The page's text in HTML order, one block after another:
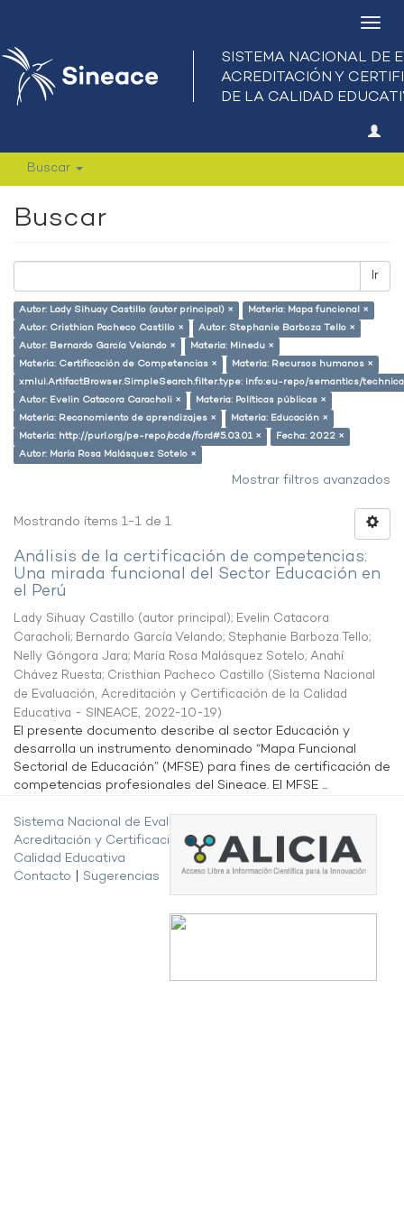
Buscar
Buscar
Ir
Autor: Lady Sihuay Castillo (autor principal) ×
Materia: Mapa funcional ×
Autor: Cristhian Pacheco Castillo ×
Autor: Stephanie Barboza Tello ×
Autor: Bernardo García Velando ×
Materia: Minedu ×
Materia: Certificación de Competencias ×
Materia: Recursos humanos ×
xmlui.ArtifactBrowser.SimpleSearch.filter.type: info:eu-repo/semantics/
Autor: Evelin Catacora Caracholi ×
Materia: Políticas públicas ×
Materia: Reconomiento de aprendizajes ×
Materia: Educación ×
Materia: http://purl.org/pe-repo/ocde/ford#5.03.01 ×
Fecha: 2022 ×
Autor: María Rosa Malásquez Sotelo ×
Mostrar filtros avanzados
Mostrando ítems 1-1 de 1
Análisis de la certificación de competencias:
Una mirada funcional del Sector Educación en
el Perú
Lady Sihuay Castillo (autor principal); Evelin Catacora
Caracholi; Bernardo García Velando; Stephanie Barboza Tello;
Nelly Góngora Jara; María Rosa Malásquez Sotelo; Anahí
Chávez Ruesta; Cristhian Pacheco Castillo (Sistema Nacional
de Evaluación, Acreditación y Certificación de la Calidad
Educativa - SINEACE, 2022-10-19)
El presente documento describe al sector Educación y
desarrolla un instrumento denominado “Mapa Funcional
Sectorial de Educación” (MFSE) para fines de certificación de
competencias profesionales del Sineace. El MFSE ...
Sistema Nacional de Evaluación,
Acreditación y Certificación de la
Calidad Educativa
Contacto
Sugerencias